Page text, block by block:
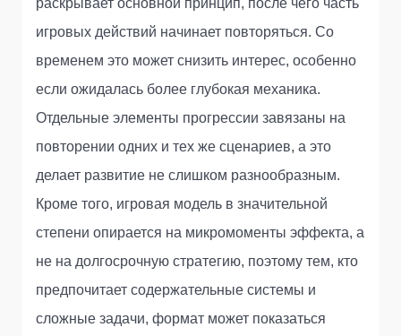
раскрывает основной принцип, после чего часть
игровых действий начинает повторяться. Со
временем это может снизить интерес, особенно
если ожидалась более глубокая механика.
Отдельные элементы прогрессии завязаны на
повторении одних и тех же сценариев, а это
делает развитие не слишком разнообразным.
Кроме того, игровая модель в значительной
степени опирается на микромоменты эффекта, а
не на долгосрочную стратегию, поэтому тем, кто
предпочитает содержательные системы и
сложные задачи, формат может показаться